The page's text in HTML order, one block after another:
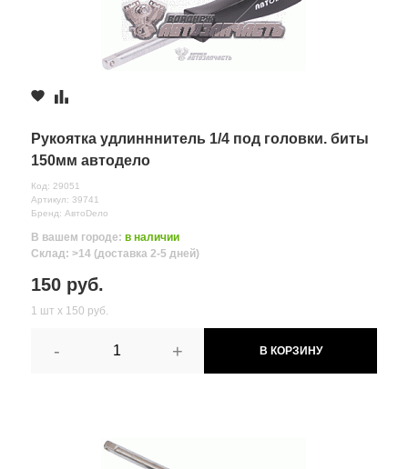
Рукоятка удлинннитель 1/4 под головки. биты
150мм автодело
Код: 29051
Артикул: 39741
Бренд: АвтоDело
В вашем городе: в наличии
Склад: >14 (доставка 2-5 дней)
150 руб.
1 шт х 150 руб.
- + В КОРЗИНУ